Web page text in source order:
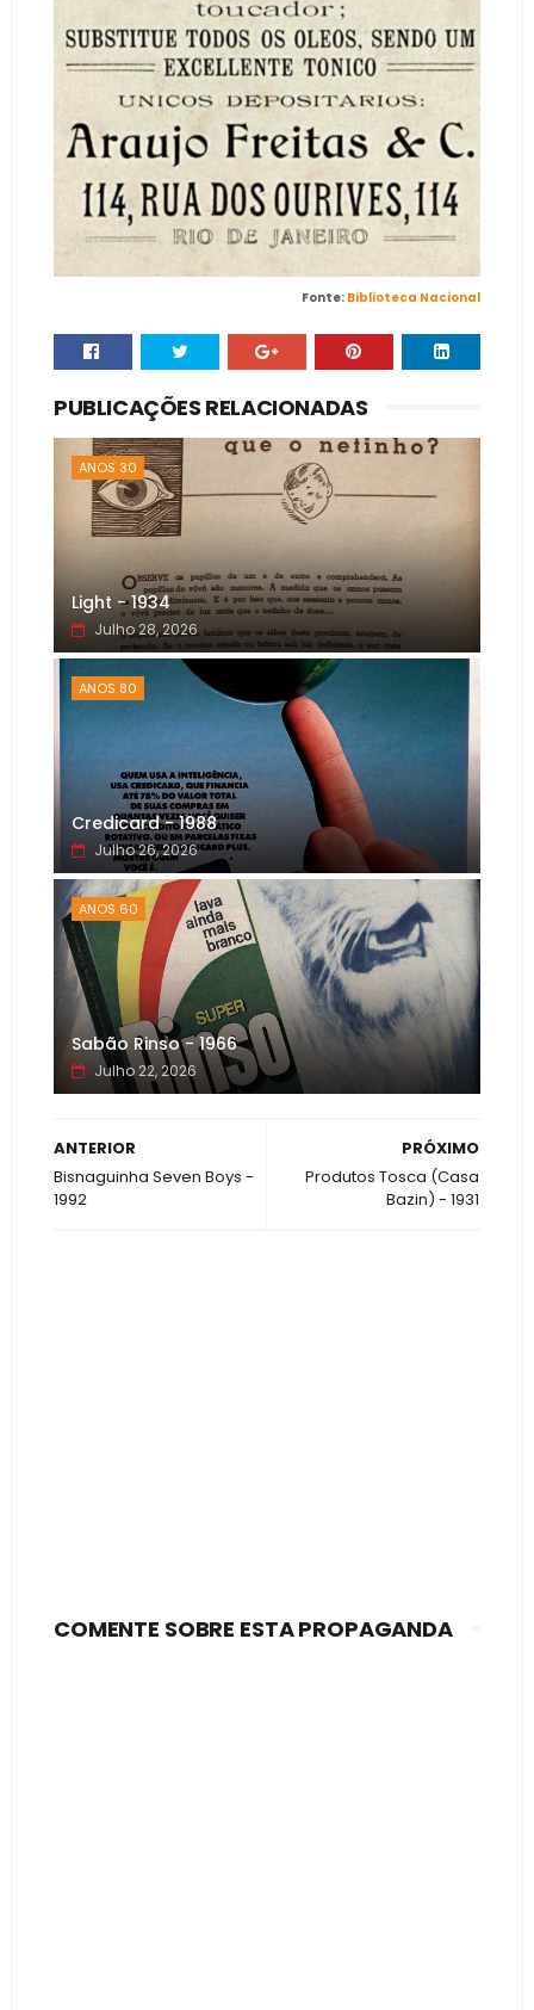
Fonte: Biblioteca Nacional
PUBLICAÇÕES RELACIONADAS
ANOS 30
Light - 1934
Julho 28, 2026
ANOS 80
Credicard - 1988
Julho 26, 2026
ANOS 60
Sabão Rinso - 1966
Julho 22, 2026
PRÓXIMO
Produtos Tosca (Casa
Bazin) - 1931
ANTERIOR
Bisnaguinha Seven Boys -
1992
COMENTE SOBRE ESTA PROPAGANDA